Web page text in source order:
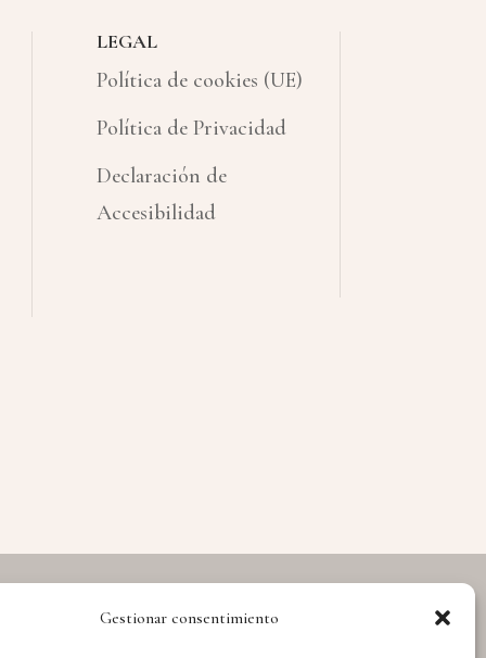
Gestionar consentimiento
LEGAL
Política de cookies (UE)
Política de Privacidad
Declaración de
Accesibilidad